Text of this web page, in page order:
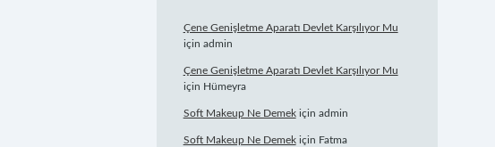
Çene Genişletme Aparatı Devlet Karşılıyor Mu
için admin
Çene Genişletme Aparatı Devlet Karşılıyor Mu
için Hümeyra
Soft Makeup Ne Demekiçin admin
Soft Makeup Ne Demekiçin Fatma